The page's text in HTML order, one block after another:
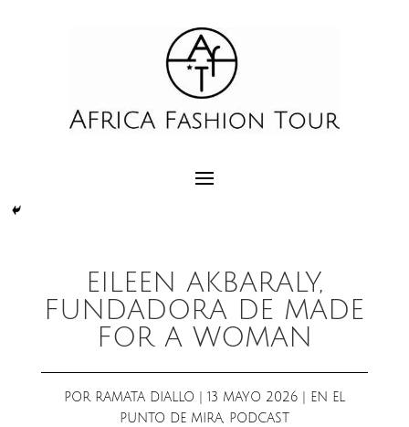
EILEEN AKBARALY,
FUNDADORA DE MADE
FOR A WOMAN
POR RAMATA DIALLO 13 MAYO 2026|
EN EL
PUNTO DE MIRA, PODCAST